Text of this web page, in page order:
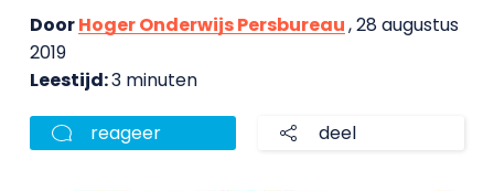
DoorHoger Onderwijs Persbureau, 28 augustus
2019
Leestijd:3 minuten
reageer deel